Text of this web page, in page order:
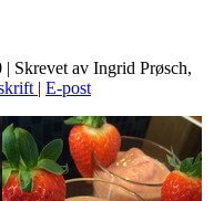
| Skrevet av Ingrid Prøsch,
| E-post